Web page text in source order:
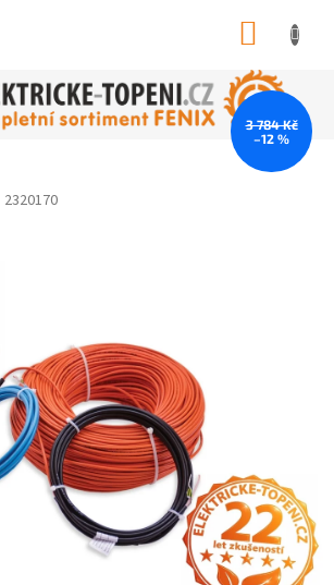
2320170
3 784 Kč
–12 %